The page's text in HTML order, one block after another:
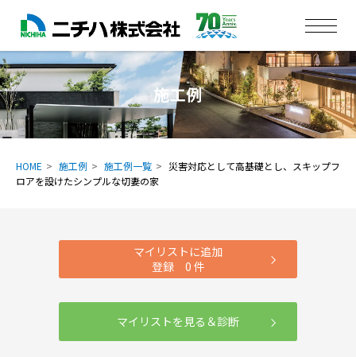
施工例
HOME 施工例 施工例一覧
災害対応として高基礎とし、スキップフ
ロアを設けたシンプルな切妻の家
マイリストに追加
登録 0 件
マイリストを見る＆診断